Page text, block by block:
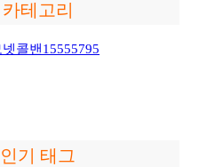
테고리
콜밴15555795
기 태그